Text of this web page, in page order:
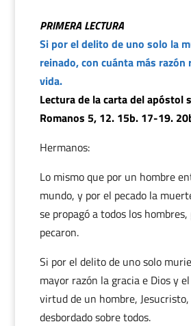
PRIMERA LECTURA
Si por el delito de uno solo la
reinado, con cuánta más razón
vida.
Lectura de la carta del apóstol
Romanos 5, 12. 15b. 17-19.
Hermanos:
Lo mismo que por un hombre
mundo, y por el pecado la
se propagó a todos los
pecaron.
Si por el delito de uno solo
mayor razón la gracia e Dios y
virtud de un hombre,
desbordado sobre todos.